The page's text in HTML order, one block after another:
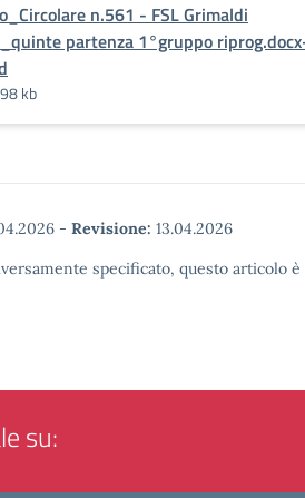
n.561 - FSL Grimaldi
partenza 1°gruppo
kb
- Revisione: 13.04.2026
specificato, questo articolo
su: